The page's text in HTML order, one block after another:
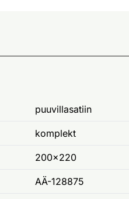
puuvillasatiin
komplekt
200x220
AÄ-128875